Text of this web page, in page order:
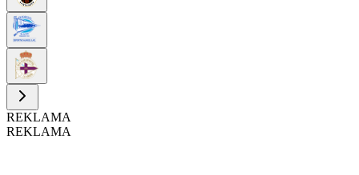
REKLAMA
REKLAMA